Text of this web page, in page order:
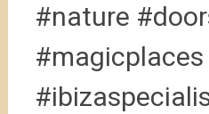
#nature
#magicplaces